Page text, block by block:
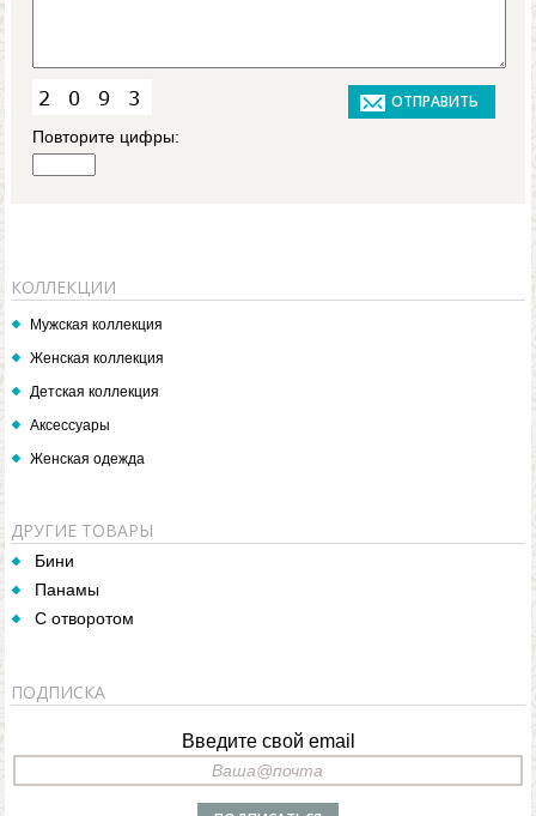
Повторите цифры:
КОЛЛЕКЦИИ
Мужская коллекция
Женская коллекция
Детская коллекция
Аксессуары
Женская одежда
ДРУГИЕ ТОВАРЫ
Бини
Панамы
С отворотом
ПОДПИСКА
Введите свой email